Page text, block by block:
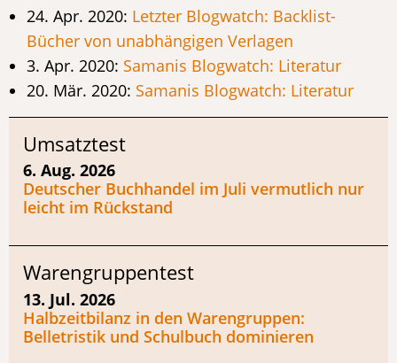
24. Apr. 2020: Letzter Blogwatch: Backlist-
Bücher von unabhängigen Verlagen
3. Apr. 2020: Samanis Blogwatch: Literatur
20. Mär. 2020: Samanis Blogwatch: Literatur
Umsatztest
6. Aug. 2026
Deutscher Buchhandel im Juli vermutlich nur
leicht im Rückstand
Warengruppentest
13. Jul. 2026
Halbzeitbilanz in den Warengruppen:
Belletristik und Schulbuch dominieren